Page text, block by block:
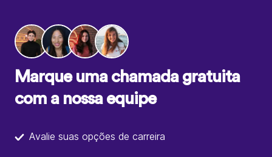
Marque uma chamada gratuita
com a nossa equipe
Avalie suas opções de carreira